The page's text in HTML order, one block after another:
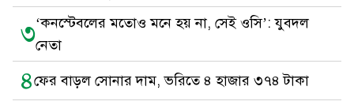
৩‘কনস্টেবলের মতোও মনে হয় না, সেই ওসি’: যুবদল
নেতা
৪ফের বাড়ল সোনার দাম, ভরিতে ৪ হাজার ৩৭৪ টাকা